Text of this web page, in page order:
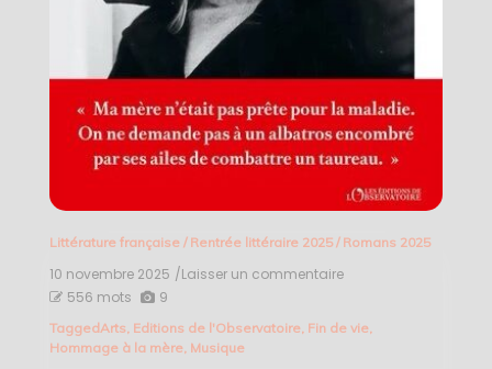
Littérature française/ Rentrée littéraire 2025/ Romans 2025
10 novembre 2025 /Laisser un commentaireon
Raphaël
556 mots 9
TaggedArts, Editions de l'Observatoire, Fin de vie,
Hommage à la mère, Musique